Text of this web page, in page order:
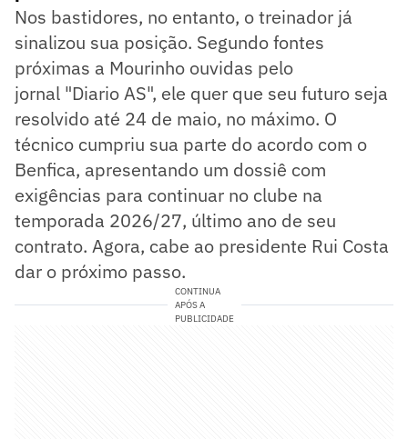
Nos bastidores, no entanto, o treinador já
sinalizou sua posição. Segundo fontes
próximas a Mourinho ouvidas pelo
jornal "Diario AS", ele quer que seu futuro seja
resolvido até 24 de maio, no máximo. O
técnico cumpriu sua parte do acordo com o
Benfica, apresentando um dossiê com
exigências para continuar no clube na
temporada 2026/27, último ano de seu
contrato. Agora, cabe ao presidente Rui Costa
dar o próximo passo.
CONTINUA
APÓS A
PUBLICIDADE